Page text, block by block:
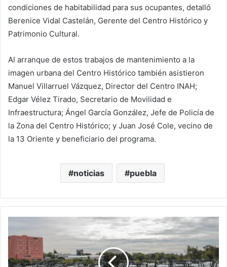
condiciones de habitabilidad para sus ocupantes, detalló
Berenice Vidal Castelán, Gerente del Centro Histórico y
Patrimonio Cultural.
Al arranque de estos trabajos de mantenimiento a la
imagen urbana del Centro Histórico también asistieron
Manuel Villarruel Vázquez, Director del Centro INAH;
Edgar Vélez Tirado, Secretario de Movilidad e
Infraestructura; Ángel García González, Jefe de Policía de
la Zona del Centro Histórico; y Juan José Cole, vecino de
la 13 Oriente y beneficiario del programa.
noticias puebla